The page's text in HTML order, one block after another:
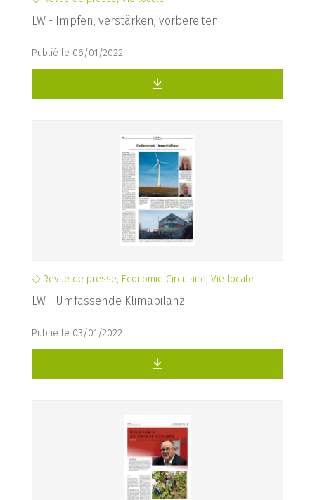
LW - Impfen, verstärken, vorbereiten
Publié le 06/01/2022
Revue de presse, Economie Circulaire, Vie locale
LW - Umfassende Klimabilanz
Publié le 03/01/2022